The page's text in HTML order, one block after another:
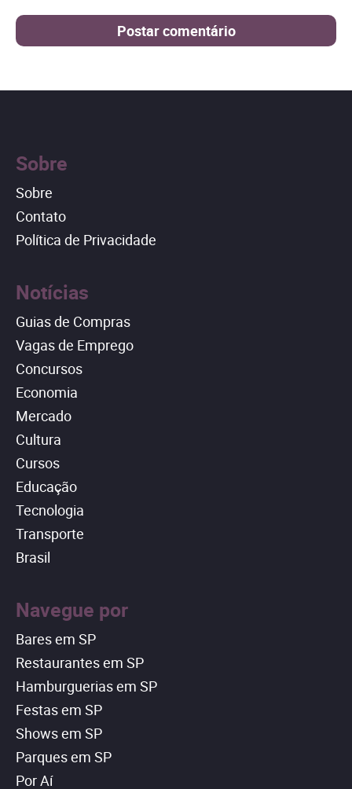
Sobre
Sobre
Contato
Política de Privacidade
Notícias
Guias de Compras
Vagas de Emprego
Concursos
Economia
Mercado
Cultura
Cursos
Educação
Tecnologia
Transporte
Brasil
Navegue por
Bares em SP
Restaurantes em SP
Hamburguerias em SP
Festas em SP
Shows em SP
Parques em SP
Por Aí